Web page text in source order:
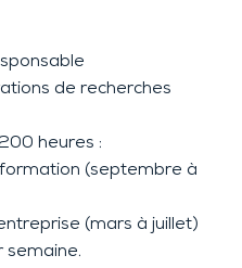
de recherches
heures :
(septembre à
(mars à juillet)
semaine.